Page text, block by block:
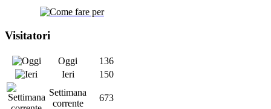
Visitatori
Oggi
136
Ieri
150
Settimana
corrente
673